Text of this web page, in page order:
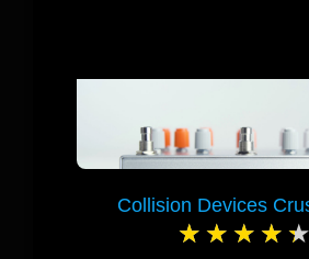
Collision Devices